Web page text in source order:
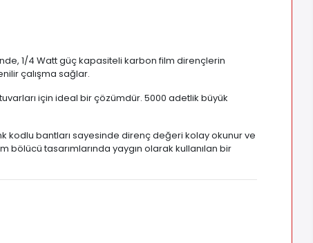
1/4 Watt güç kapasiteli karbon film dirençlerin
çalışma sağlar.
için ideal bir çözümdür. 5000 adetlik büyük
kodlu bantları sayesinde direnç değeri kolay okunur ve
tasarımlarında yaygın olarak kullanılan bir